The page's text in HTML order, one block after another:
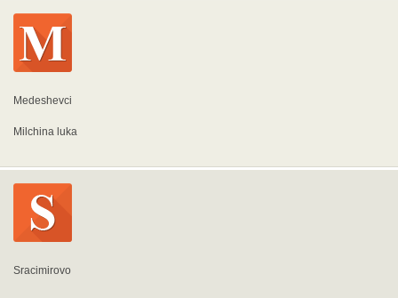
Medeshevci
Milchina luka
Sracimirovo